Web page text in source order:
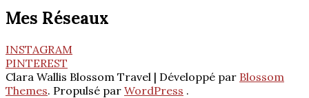
Mes Réseaux
INSTAGRAM
PINTEREST
Clara Wallis Blossom Travel | Développé par Blossom
Themes. Propulsé par WordPress .